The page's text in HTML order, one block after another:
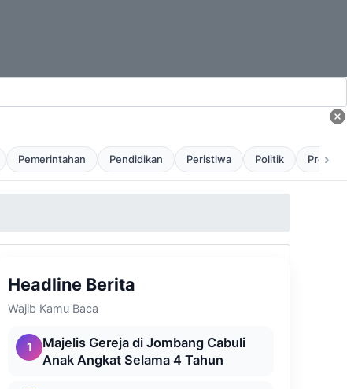
Pemerintahan Pendidikan Peristiwa Politik Profil
›
Headline Berita
Wajib Kamu Baca
1
Majelis Gereja di Jombang Cabuli
Anak Angkat Selama 4 Tahun